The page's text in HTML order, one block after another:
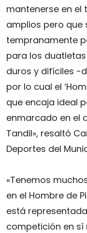
mantenerse en el
amplios pero que
tempranamente
para los
duros y difíciles -
por lo cual el
que encaja ideal
enmarcado en el
Tandil», resaltó
Deportes del
«Tenemos
en el Hombre de
está
competición en